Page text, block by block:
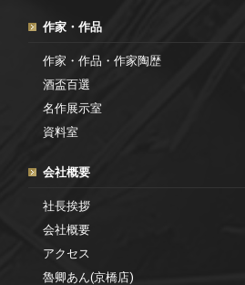
作家・作品
作家・作品・作家陶歴
酒盃百選
名作展示室
資料室
会社概要
社長挨拶
会社概要
アクセス
魯卿あん(京橋店)